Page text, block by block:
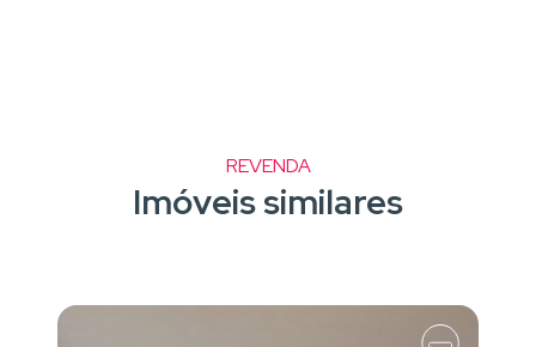
REVENDA
Imóveis similares